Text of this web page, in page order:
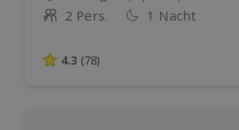
Anzahl der Teilnehmer
2 Pers. 1 Nacht
4.3 von 5 Sternen basierend
4.3 (78)